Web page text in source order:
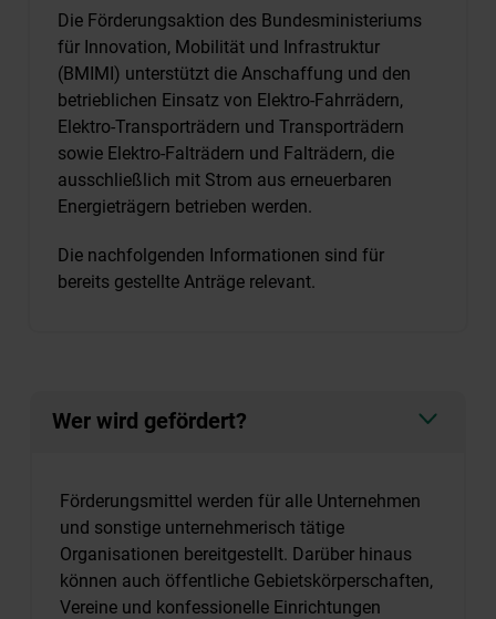
Die Förderungsaktion des Bundesministeriums
für Innovation, Mobilität und Infrastruktur
(BMIMI) unterstützt die Anschaffung und den
betrieblichen Einsatz von Elektro-Fahrrädern,
Elektro-Transporträdern und Transporträdern
sowie Elektro-Falträdern und Falträdern, die
ausschließlich mit Strom aus erneuerbaren
Energieträgern betrieben werden.
Die nachfolgenden Informationen sind für
bereits gestellte Anträge relevant.
Wer wird gefördert?
Förderungsmittel werden für alle Unternehmen
und sonstige unternehmerisch tätige
Organisationen bereitgestellt. Darüber hinaus
können auch öffentliche Gebietskörperschaften,
Vereine und konfessionelle Einrichtungen